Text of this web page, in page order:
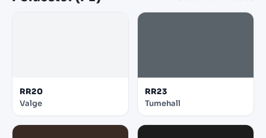
RR20
Valge
RR23
Tumehall